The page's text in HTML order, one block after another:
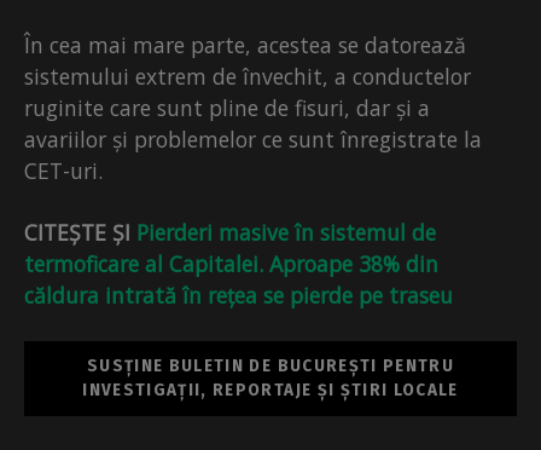
În cea mai mare parte, acestea se datorează
sistemului extrem de învechit, a conductelor
ruginite care sunt pline de fisuri, dar și a
avariilor și problemelor ce sunt înregistrate la
CET-uri.
CITEȘTE ȘI Pierderi masive în sistemul de
termoficare al Capitalei. Aproape 38% din
căldura intrată în rețea se pierde pe traseu
SUSȚINE BULETIN DE BUCUREȘTI PENTRU
INVESTIGAȚII, REPORTAJE ȘI ȘTIRI LOCALE